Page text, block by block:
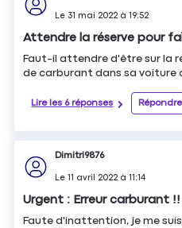
Le 31 mai 2022 à19:52
Attendre la réserve pour
Faut-il attendre d'être sur la
de carburant dans sa voiture
Lire les 6 réponses Répondre
Dimitri9876
Le11 avril 2022 à11:14
Urgent : Erreur carburant !!
Faute d'inattention, je me